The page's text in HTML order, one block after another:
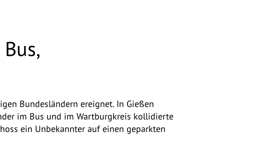
Bundesländern ereignet. In Gießen
im Bus und im Wartburgkreis kollidierte
ein Unbekannter auf einen geparkten